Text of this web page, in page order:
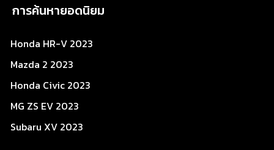
การค้นหายอดนิยม
Honda HR-V 2023
Mazda 2 2023
Honda Civic 2023
MG ZS EV 2023
Subaru XV 2023